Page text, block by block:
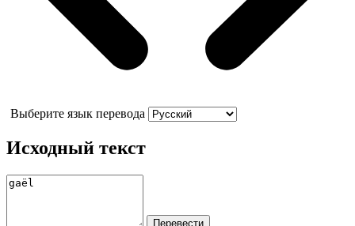
Выберите язык перевода
Исходный текст